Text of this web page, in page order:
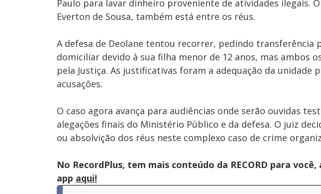
Paulo para lavar dinheiro proveniente de atividades ilegais.
Everton de Sousa, também está entre os réus.
A defesa de Deolane tentou recorrer, pedindo transferência
domiciliar devido à sua filha menor de 12 anos, mas ambos
pela Justiça. As justificativas foram a adequação da unidade
acusações.
O caso agora avança para audiências onde serão ouvidas
alegações finais do Ministério Público e da defesa. O juiz
ou absolvição dos réus neste complexo caso de crime
No RecordPlus, tem mais conteúdo da RECORD para
app aqui!